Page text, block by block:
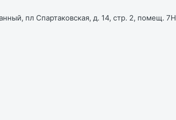
пл Спартаковская, д. 14, стр. 2, помещ. 7Н